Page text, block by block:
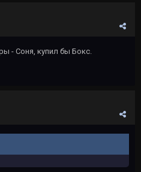
- Соня, купил бы Бокс.